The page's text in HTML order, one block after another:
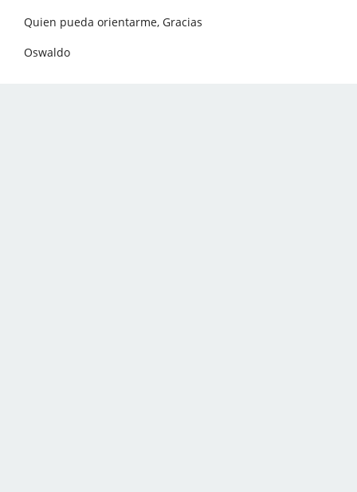
Quien pueda orientarme, Gracias
Oswaldo